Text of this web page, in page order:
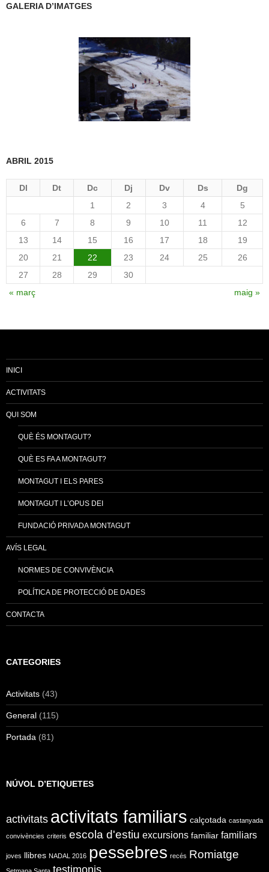
GALERIA D’IMATGES
ABRIL 2015
Dl Dt Dc Dj Dv Ds
Dg
1
2 3 4
5
6
7 8 9 10 11
12
13
14 15 16 17 18
19
20
21 22 23 24 25
26
27
28 29
30
« març
maig »
INICI
ACTIVITATS
QUI SOM
QUÈ ÉS MONTAGUT?
QUÈ ES FA A MONTAGUT?
MONTAGUT I ELS PARES
MONTAGUT I L’OPUS DEI
FUNDACIÓ PRIVADA MONTAGUT
AVÍS LEGAL
NORMES DE CONVIVÈNCIA
POLÍTICA DE PROTECCIÓ DE DADES
CONTACTA
CATEGORIES
Activitats (43)
General (115)
Portada (81)
NÚVOL D’ETIQUETES
activitats activitats familiars calçotada castanyada
convivències criteris escola d'estiu excursions familiar familiars
joves llibres NADAL 2016 pessebres recés Romiatge
testimonis